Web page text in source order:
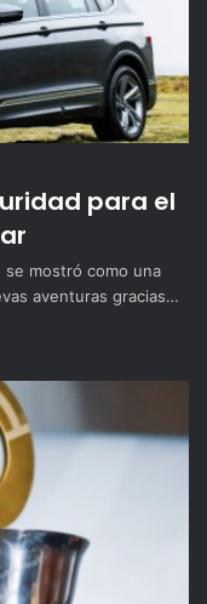
para el
se mostró como una
aventuras gracias…